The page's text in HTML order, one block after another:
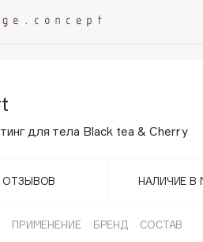
для тела Black tea & Cherry
ОТЗЫВОВ НАЛИЧИЕ В
ПРИМЕНЕНИЕ БРЕНД СОСТАВ